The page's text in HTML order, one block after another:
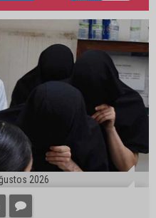
2026